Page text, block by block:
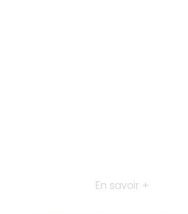
En savoir +